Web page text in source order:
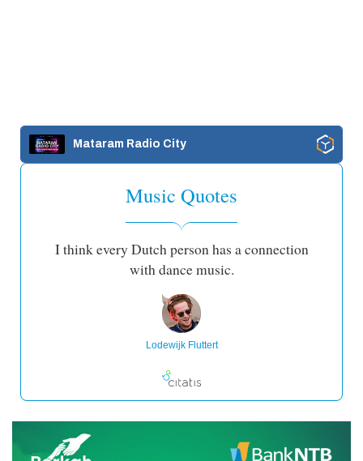
Mataram Radio City
Music Quotes
I think every Dutch person has a connection
with dance music.
Lodewijk Fluttert